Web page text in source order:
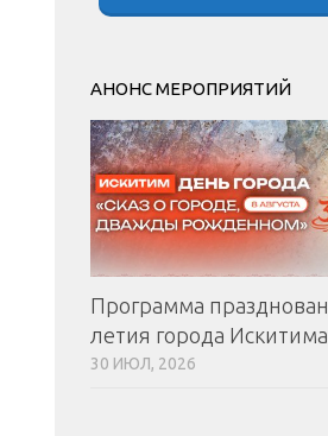
АНОНС МЕРОПРИЯТИЙ
Программа
летия города Искитима
30 ИЮЛ, 2026